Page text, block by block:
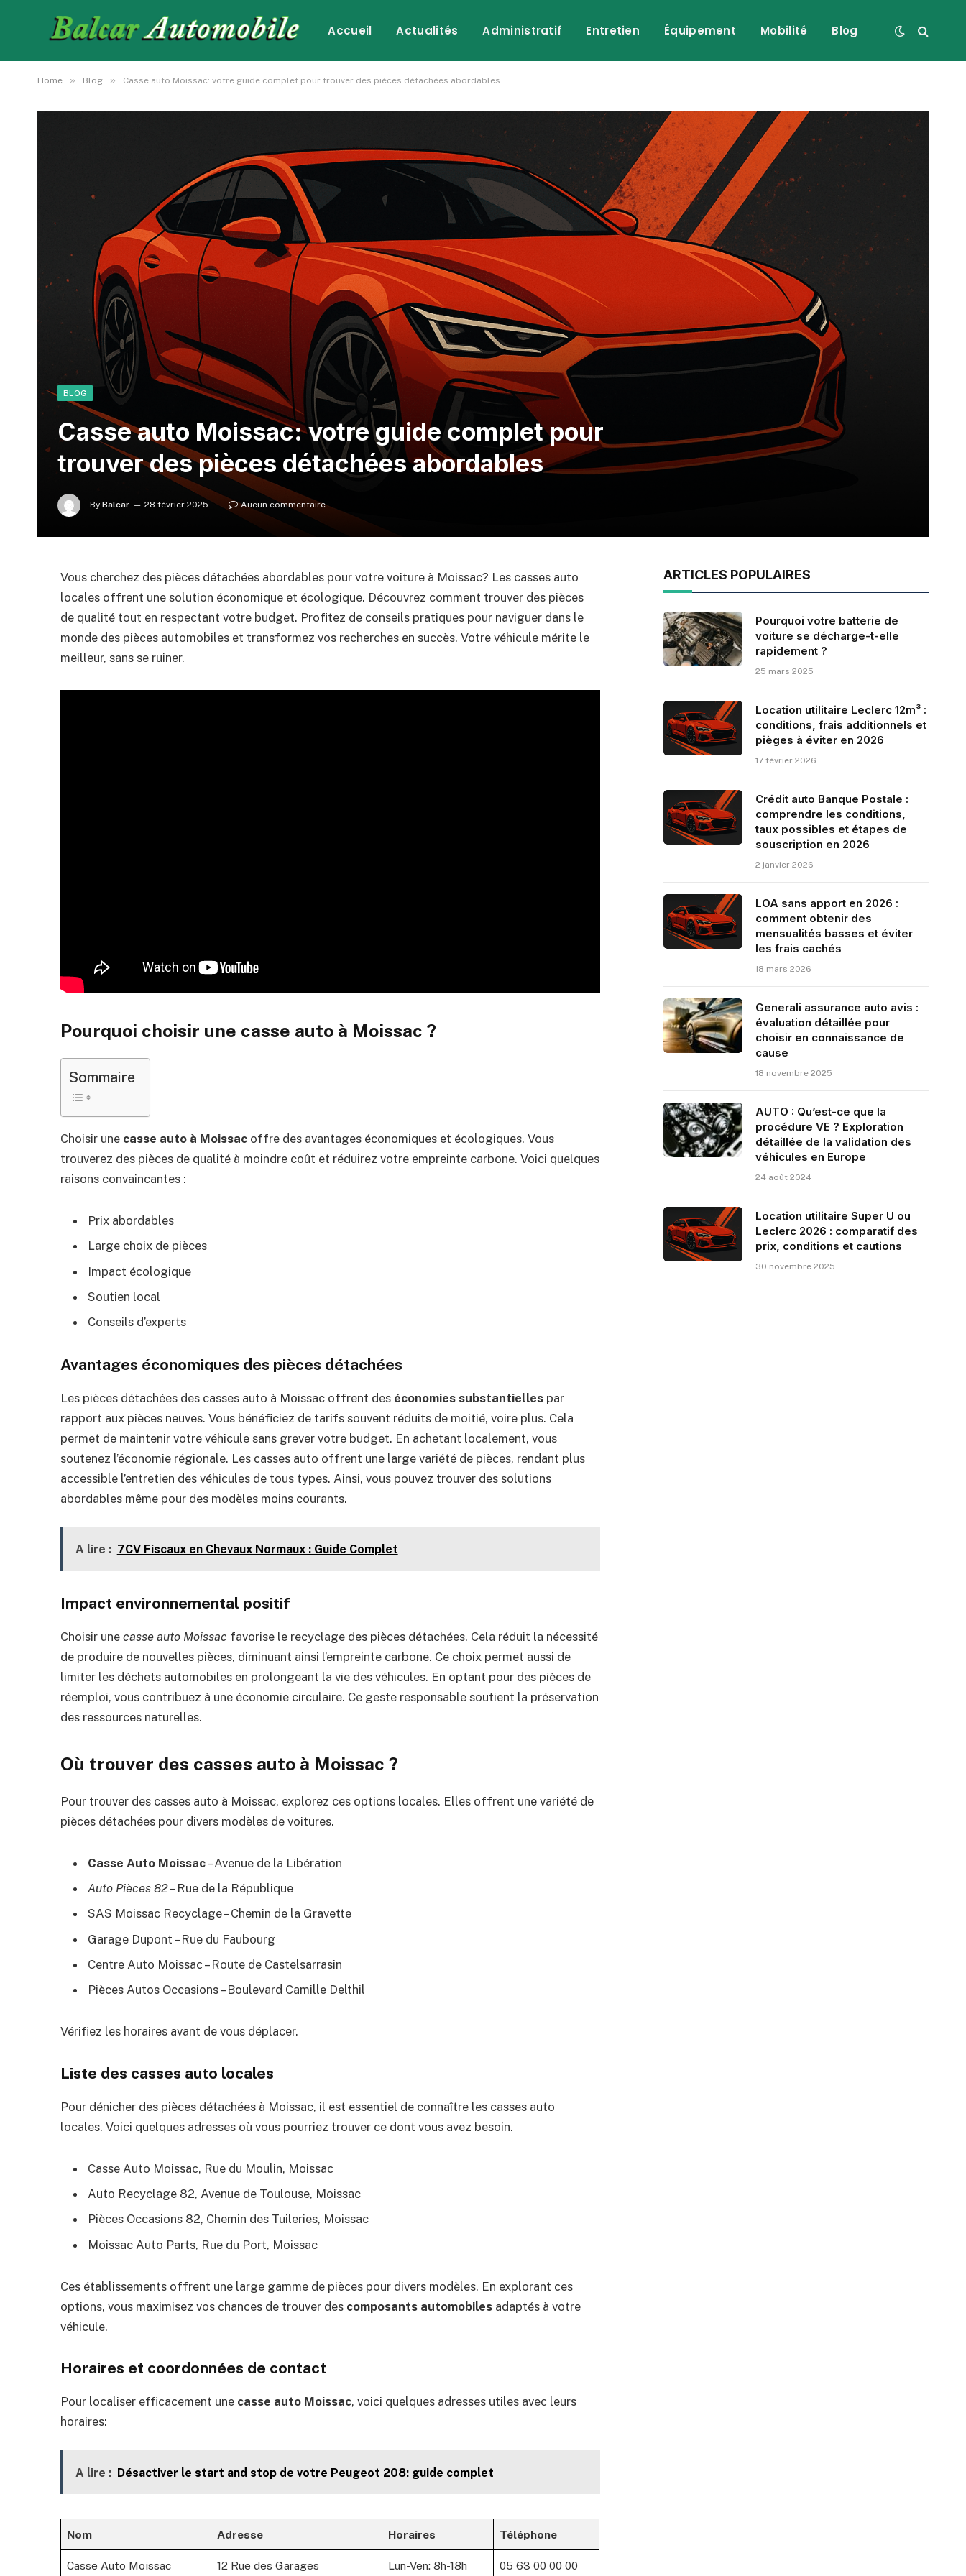
Accueil Actualités Administratif Entretien Équipement Mobilité Blog
Home » Blog » Casse auto Moissac: votre guide complet pour trouver des pièces détachées abordables
BLOG
Casse auto Moissac: votre guide complet pour
trouver des pièces détachées abordables
By Balcar 28 février 2025 Aucun commentaire
Vous cherchez des pièces détachées abordables pour votre voiture à Moissac? Les casses auto
locales offrent une solution économique et écologique. Découvrez comment trouver des pièces
de qualité tout en respectant votre budget. Profitez de conseils pratiques pour naviguer dans le
monde des pièces automobiles et transformez vos recherches en succès. Votre véhicule mérite le
meilleur, sans se ruiner.
Pourquoi choisir une casse auto à Moissac ?
Sommaire
Choisir une casse auto à Moissac offre des avantages économiques et écologiques. Vous
trouverez des pièces de qualité à moindre coût et réduirez votre empreinte carbone. Voici quelques
raisons convaincantes :
Prix abordables
Large choix de pièces
Impact écologique
Soutien local
Conseils d’experts
Avantages économiques des pièces détachées
Les pièces détachées des casses auto à Moissac offrent des économies substantielles par
rapport aux pièces neuves. Vous bénéficiez de tarifs souvent réduits de moitié, voire plus. Cela
permet de maintenir votre véhicule sans grever votre budget. En achetant localement, vous
soutenez l’économie régionale. Les casses auto offrent une large variété de pièces, rendant plus
accessible l’entretien des véhicules de tous types. Ainsi, vous pouvez trouver des solutions
abordables même pour des modèles moins courants.
A lire : 7CV Fiscaux en Chevaux Normaux : Guide Complet
Impact environnemental positif
Choisir unecasse auto Moissac favorise le recyclage des pièces détachées. Cela réduit la nécessité
de produire de nouvelles pièces, diminuant ainsi l’empreinte carbone. Ce choix permet aussi de
limiter les déchets automobiles en prolongeant la vie des véhicules. En optant pour des pièces de
réemploi, vous contribuez à une économie circulaire. Ce geste responsable soutient la préservation
des ressources naturelles.
Où trouver des casses auto à Moissac ?
Pour trouver des casses auto à Moissac, explorez ces options locales. Elles offrent une variété de
pièces détachées pour divers modèles de voitures.
Casse Auto Moissac– Avenue de la Libération
Auto Pièces 82– Rue de la République
SAS Moissac Recyclage – Chemin de la Gravette
Garage Dupont – Rue du Faubourg
Centre Auto Moissac – Route de Castelsarrasin
Pièces Autos Occasions – Boulevard Camille Delthil
Vérifiez les horaires avant de vous déplacer.
Liste des casses auto locales
Pour dénicher des pièces détachées à Moissac, il est essentiel de connaître les casses auto
locales. Voici quelques adresses où vous pourriez trouver ce dont vous avez besoin.
Casse Auto Moissac, Rue du Moulin, Moissac
Auto Recyclage 82, Avenue de Toulouse, Moissac
Pièces Occasions 82, Chemin des Tuileries, Moissac
Moissac Auto Parts, Rue du Port, Moissac
Ces établissements offrent une large gamme de pièces pour divers modèles. En explorant ces
options, vous maximisez vos chances de trouver des composants automobiles adaptés à votre
véhicule.
Horaires et coordonnées de contact
Pour localiser efficacement une casse auto Moissac, voici quelques adresses utiles avec leurs
horaires:
A lire : Désactiver le start and stop de votre Peugeot 208: guide complet
Nom Adresse Horaires Téléphone
Casse Auto Moissac 12 Rue des Garages Lun-Ven: 8h-18h 05 63 00 00 00
ARTICLES POPULAIRES
Pourquoi votre batterie de
voiture se décharge-t-elle
rapidement ?
25 mars 2025
Location utilitaire Leclerc 12m³ :
conditions, frais additionnels et
pièges à éviter en 2026
17 février 2026
Crédit auto Banque Postale :
comprendre les conditions,
taux possibles et étapes de
souscription en 2026
2 janvier 2026
LOA sans apport en 2026 :
comment obtenir des
mensualités basses et éviter
les frais cachés
18 mars 2026
Generali assurance auto avis :
évaluation détaillée pour
choisir en connaissance de
cause
18 novembre 2025
AUTO : Qu’est-ce que la
procédure VE ? Exploration
détaillée de la validation des
véhicules en Europe
24 août 2024
Location utilitaire Super U ou
Leclerc 2026 : comparatif des
prix, conditions et cautions
30 novembre 2025